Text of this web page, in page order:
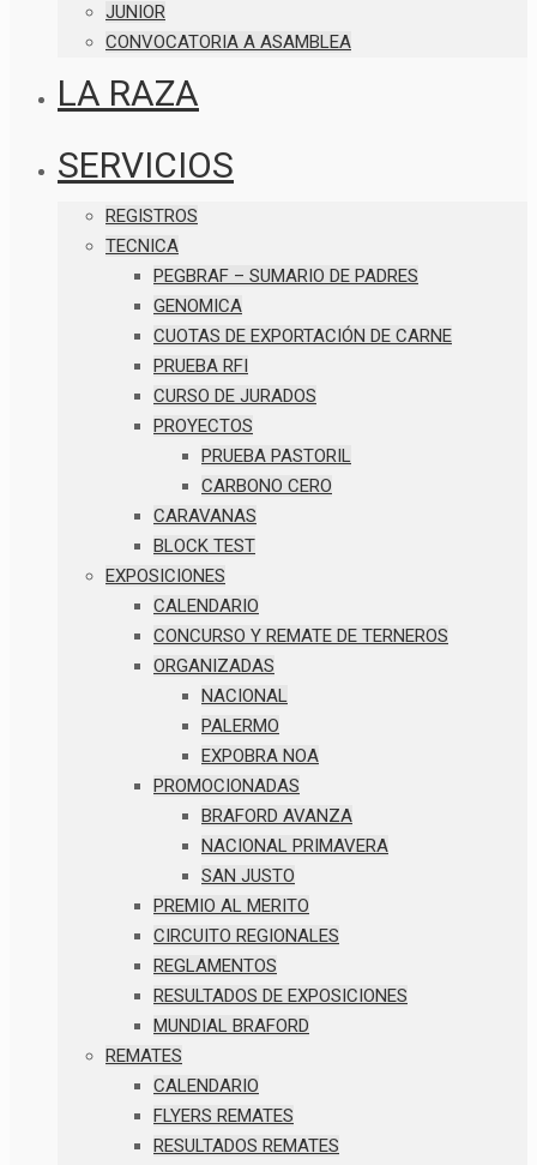
JUNIOR
CONVOCATORIA A ASAMBLEA
LA RAZA
SERVICIOS
REGISTROS
TECNICA
PEGBRAF – SUMARIO DE PADRES
GENOMICA
CUOTAS DE EXPORTACIÓN DE CARNE
PRUEBA RFI
CURSO DE JURADOS
PROYECTOS
PRUEBA PASTORIL
CARBONO CERO
CARAVANAS
BLOCK TEST
EXPOSICIONES
CALENDARIO
CONCURSO Y REMATE DE TERNEROS
ORGANIZADAS
NACIONAL
PALERMO
EXPOBRA NOA
PROMOCIONADAS
BRAFORD AVANZA
NACIONAL PRIMAVERA
SAN JUSTO
PREMIO AL MERITO
CIRCUITO REGIONALES
REGLAMENTOS
RESULTADOS DE EXPOSICIONES
MUNDIAL BRAFORD
REMATES
CALENDARIO
FLYERS REMATES
RESULTADOS REMATES